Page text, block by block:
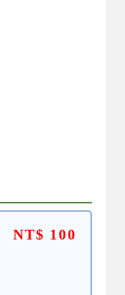
NT$ 100